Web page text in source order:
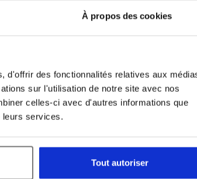
À propos des cookies
d'offrir des fonctionnalités relatives aux
sur l'utilisation de notre site avec nos
celles-ci avec d'autres informations que
leurs services.
Tout autoriser